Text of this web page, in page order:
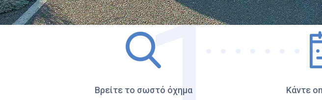
Πώς
Βρείτε το σωστό όχημα Κάντε